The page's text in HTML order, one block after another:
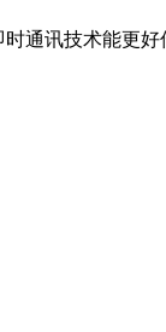
通讯技术能更好